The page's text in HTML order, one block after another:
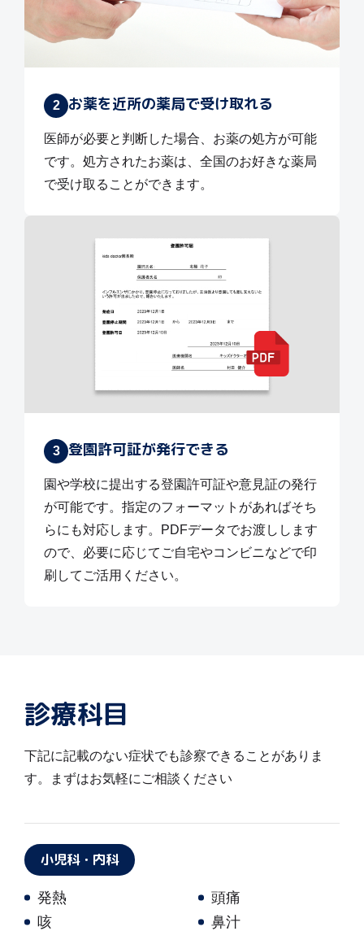
2 お薬を近所の薬局で受け取れる
医師が必要と判断した場合、お薬の処方が可能
です。処方されたお薬は、全国のお好きな薬局
で受け取ることができます。
3 登園許可証が発行できる
園や学校に提出する登園許可証や意見証の発行
が可能です。指定のフォーマットがあればそち
らにも対応します。PDFデータでお渡しします
ので、必要に応じてご自宅やコンビニなどで印
刷してご活用ください。
診療科目
下記に記載のない症状でも診察できることがありま
す。まずはお気軽にご相談ください
小児科・内科
発熱
頭痛
咳
鼻汁